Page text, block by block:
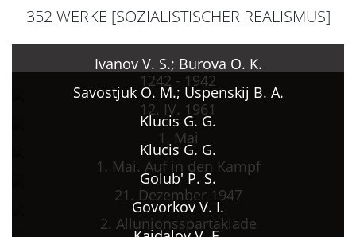
352 WERKE [SOZIALISTISCHER REALISMUS]
Ivanov V. S.; Burova O. K.
1242 - 1942
Savostjuk O. M.; Uspenskij B. A.
12. IV. 1961
Klucis G. G.
1. Mai
Klucis G. G.
1. Mai. Auf in den Kampf
Golub' P. S.
21. Dezember 1947
Govorkov V. I.
2. Allunionsspartakiade